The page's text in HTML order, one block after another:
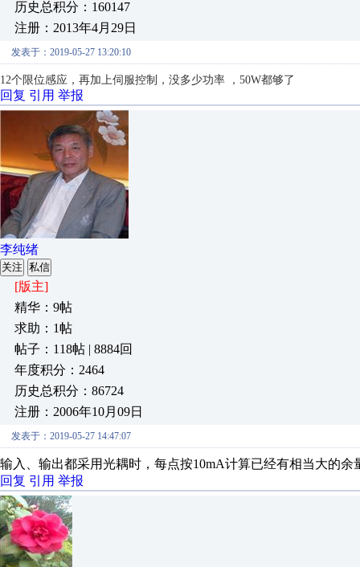
历史总积分：160147
注册：2013年4月29日
发表于：2019-05-27 13:20:10
12个限位感应，再加上伺服控制，没多少功率 ，50W都够了
回复 引用 举报
李纯绪
关注 私信
[版主]
精华：9帖
求助：1帖
帖子：118帖 | 8884回
年度积分：2464
历史总积分：86724
注册：2006年10月09日
发表于：2019-05-27 14:47:07
输入、输出都采用光耦时，每点按10mA计算已经有相当大的余
回复 引用 举报